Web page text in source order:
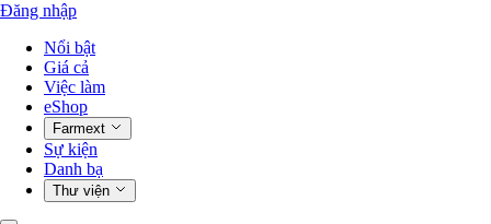
Đăng nhập
Nổi bật
Giá cả
Việc làm
eShop
Farmext
Sự kiện
Danh bạ
Thư viện